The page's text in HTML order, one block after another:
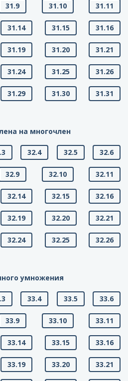
31.9 31.10 31.11
31.14 31.15 31.16
31.19 31.20 31.21
31.24 31.25 31.26
31.29 31.30 31.31
на многочлен
32.4 32.5 32.6
32.9 32.10 32.11
32.14 32.15 32.16
32.19 32.20 32.21
32.24 32.25 32.26
умножения
33.4 33.5 33.6
33.9 33.10 33.11
33.14 33.15 33.16
33.19 33.20 33.21